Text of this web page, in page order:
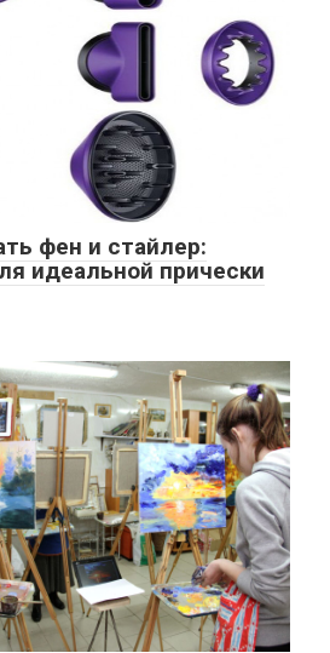
фен и стайлер:
идеальной прически